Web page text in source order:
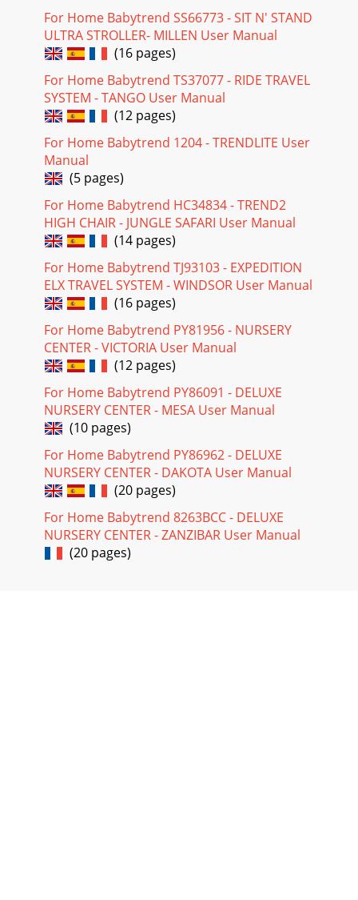
For Home Babytrend SS66773 - SIT N' STAND
ULTRA STROLLER- MILLEN User Manual
(16 pages)
For Home Babytrend TS37077 - RIDE TRAVEL
SYSTEM - TANGO User Manual
(12 pages)
For Home Babytrend 1204 - TRENDLITE User
Manual
(5 pages)
For Home Babytrend HC34834 - TREND2
HIGH CHAIR - JUNGLE SAFARI User Manual
(14 pages)
For Home Babytrend TJ93103 - EXPEDITION
ELX TRAVEL SYSTEM - WINDSOR User Manual
(16 pages)
For Home Babytrend PY81956 - NURSERY
CENTER - VICTORIA User Manual
(12 pages)
For Home Babytrend PY86091 - DELUXE
NURSERY CENTER - MESA User Manual
(10 pages)
For Home Babytrend PY86962 - DELUXE
NURSERY CENTER - DAKOTA User Manual
(20 pages)
For Home Babytrend 8263BCC - DELUXE
NURSERY CENTER - ZANZIBAR User Manual
(20 pages)